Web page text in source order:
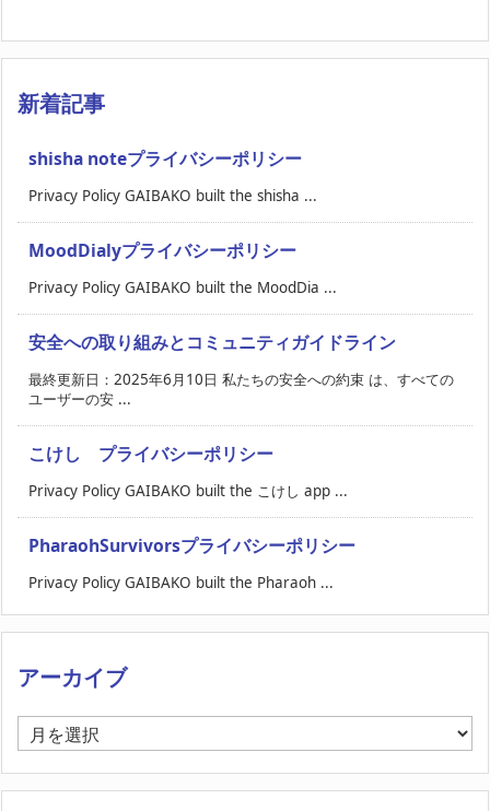
新着記事
shisha noteプライバシーポリシー
Privacy Policy GAIBAKO built the shisha ...
MoodDialyプライバシーポリシー
Privacy Policy GAIBAKO built the MoodDia ...
安全への取り組みとコミュニティガイドライン
最終更新日：2025年6月10日 私たちの安全への約束 は、すべての
ユーザーの安 ...
こけし プライバシーポリシー
Privacy Policy GAIBAKO built the こけし app ...
PharaohSurvivorsプライバシーポリシー
Privacy Policy GAIBAKO built the Pharaoh ...
アーカイブ
ア
ー
カ